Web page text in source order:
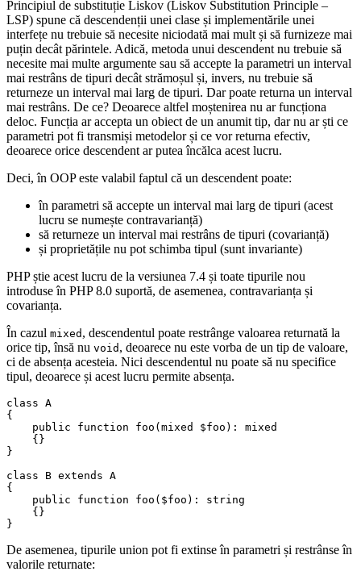
Principiul de substituție Liskov (Liskov Substitution Principle –
LSP) spune că descendenții unei clase și implementările unei
interfețe nu trebuie să necesite niciodată mai mult și să furnizeze mai
puțin decât părintele. Adică, metoda unui descendent nu trebuie să
necesite mai multe argumente sau să accepte la parametri un interval
mai restrâns de tipuri decât strămoșul și, invers, nu trebuie să
returneze un interval mai larg de tipuri. Dar poate returna un interval
mai restrâns. De ce? Deoarece altfel moștenirea nu ar funcționa
deloc. Funcția ar accepta un obiect de un anumit tip, dar nu ar ști ce
parametri pot fi transmiși metodelor și ce vor returna efectiv,
deoarece orice descendent ar putea încălca acest lucru.
Deci, în OOP este valabil faptul că un descendent poate:
în parametri să accepte un interval mai larg de tipuri (acest
lucru se numește contravarianță)
să returneze un interval mai restrâns de tipuri (covarianță)
și proprietățile nu pot schimba tipul (sunt invariante)
PHP știe acest lucru de la versiunea 7.4 și toate tipurile nou
introduse în PHP 8.0 suportă, de asemenea, contravarianța și
covarianța.
În cazul mixed , descendentul poate restrânge valoarea returnată la
orice tip, însă nu void , deoarece nu este vorba de un tip de valoare,
ci de absența acesteia. Nici descendentul nu poate să nu specifice
tipul, deoarece și acest lucru permite absența.
class A
{
    public function foo(mixed $foo): mixed
    {}
}
class B extends A
{
    public function foo($foo): string
    {}
De asemenea, tipurile union pot fi extinse în parametri și restrânse în
valorile returnate: